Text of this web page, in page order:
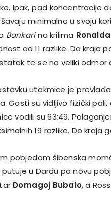
Ipak, pad koncentracije
minimalno u svoju
Bankarina krilima
od 11 razlike. Do kraja
te se na veliki odmor
utakmice je
Gosti su vidljivo fizički
vodili su 63:49.
19 razlike. Do kraja
pobjedom šibenska
putuje u Dardu po novu
Domagoj Bubalo, a